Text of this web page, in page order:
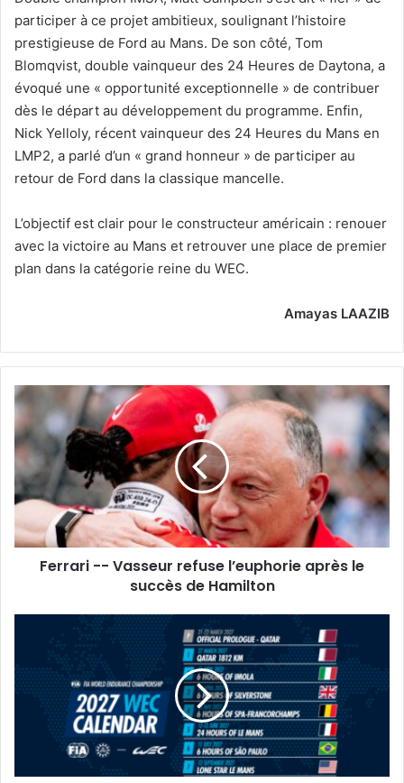
participer à ce projet ambitieux, soulignant l’histoire
prestigieuse de Ford au Mans. De son côté, Tom
Blomqvist, double vainqueur des 24 Heures de Daytona, a
évoqué une « opportunité exceptionnelle » de contribuer
dès le départ au développement du programme. Enfin,
Nick Yelloly, récent vainqueur des 24 Heures du Mans en
LMP2, a parlé d’un « grand honneur » de participer au
retour de Ford dans la classique mancelle.
L’objectif est clair pour le constructeur américain : renouer
avec la victoire au Mans et retrouver une place de premier
plan dans la catégorie reine du WEC.
Amayas LAAZIB
Ferrari
-
Vasseur
refuse
l’euphorie
après
succès
Ferrari -- Vasseur refuse l’euphorie après le
succès de Hamilton
calendrier
2027